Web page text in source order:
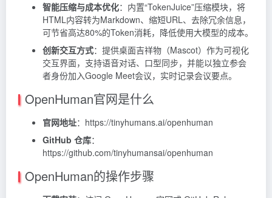
智能压缩与成本优化：内置“TokenJuice”压缩模块，将
HTML内容转为Markdown、缩短URL、去除冗余信息，
可节省高达80%的Token消耗，降低使用大模型的成本。
创新交互方式：提供桌面吉祥物（Mascot）作为可视化
交互界面，支持语音对话、口型同步，并能以独立参会
者身份加入Google Meet会议，实时记录会议要点。
OpenHuman官网是什么
官网地址：https://tinyhumans.ai/openhuman
GitHub 仓库：
https://github.com/tinyhumansai/openhuman
OpenHuman的操作步骤